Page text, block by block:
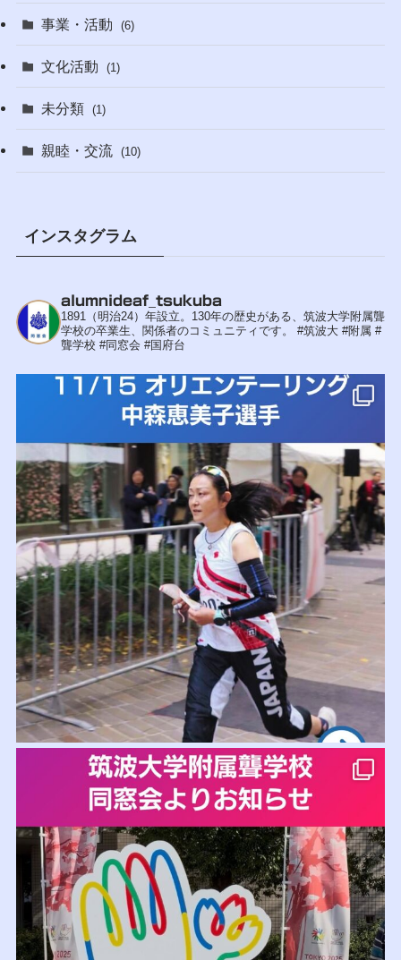
事業・活動 (6)
文化活動 (1)
未分類 (1)
親睦・交流 (10)
インスタグラム
alumnideaf_tsukuba
1891（明治24）年設立。130年の歴史がある、筑波大学附属聾
学校の卒業生、関係者のコミュニティです。
#筑波大 #附属 #
聾学校 #同窓会 #国府台